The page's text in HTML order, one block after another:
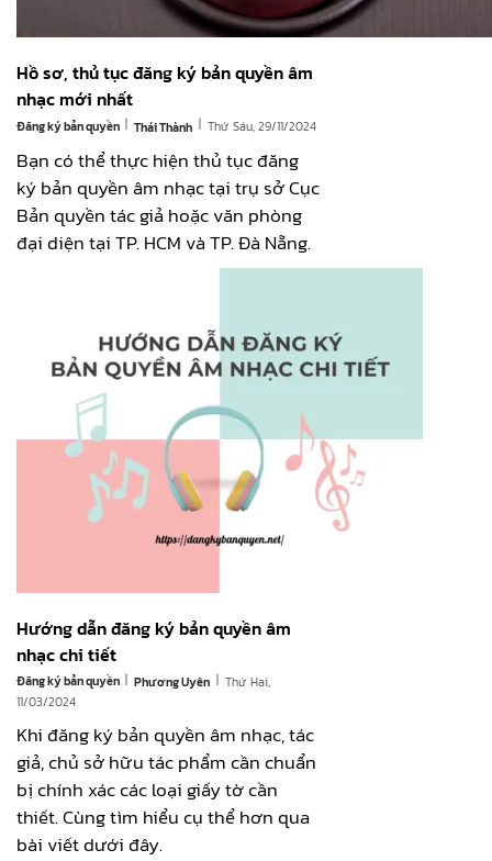
Hồ sơ, thủ tục đăng ký bản quyền âm
nhạc mới nhất
Đăng ký bản quyền | Thái Thành | Thứ Sáu, 29/11/2024
Bạn có thể thực hiện thủ tục đăng
ký bản quyền âm nhạc tại trụ sở Cục
Bản quyền tác giả hoặc văn phòng
đại diện tại TP. HCM và TP. Đà Nẵng.
Hướng dẫn đăng ký bản quyền âm
nhạc chi tiết
Đăng ký bản quyền | Phương Uyên | Thứ Hai,
11/03/2024
Khi đăng ký bản quyền âm nhạc, tác
giả, chủ sở hữu tác phẩm cần chuẩn
bị chính xác các loại giấy tờ cần
thiết. Cùng tìm hiểu cụ thể hơn qua
bài viết dưới đây.